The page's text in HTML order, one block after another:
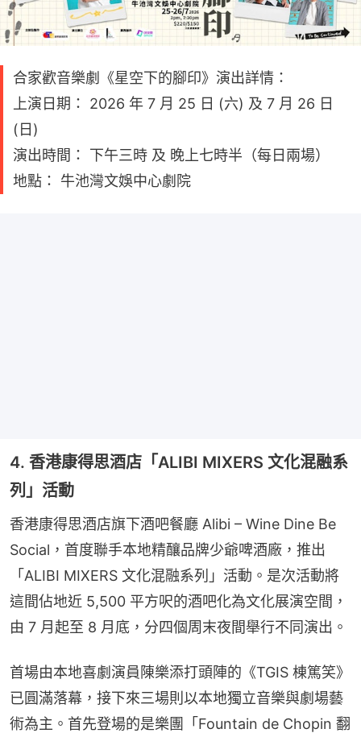
合家歡音樂劇《星空下的腳印》演出詳情：
上演日期： 2026 年 7 月 25 日 (六) 及 7 月 26 日
(日)
演出時間： 下午三時 及 晚上七時半（每日兩場）
地點： 牛池灣文娛中心劇院
4. 香港康得思酒店「ALIBI MIXERS 文化混融系
列」活動
香港康得思酒店旗下酒吧餐廳 Alibi – Wine Dine Be
Social，首度聯手本地精釀品牌少爺啤酒廠，推出
「ALIBI MIXERS 文化混融系列」活動。是次活動將
這間佔地近 5,500 平方呎的酒吧化為文化展演空間，
由 7 月起至 8 月底，分四個周末夜間舉行不同演出。
首場由本地喜劇演員陳樂添打頭陣的《TGIS 棟篤笑》
已圓滿落幕，接下來三場則以本地獨立音樂與劇場藝
術為主。首先登場的是樂團「Fountain de Chopin 翻